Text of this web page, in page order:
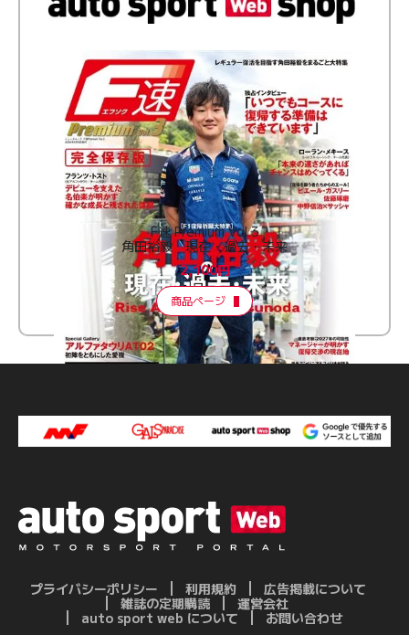
F速 Premium Vol.3
角田裕毅 現在・過去・未来
2,100円
商品ページ
プライバシーポリシー 利用規約
広告掲載について
雑誌の定期購読
運営会社
auto sport web について
お問い合わせ